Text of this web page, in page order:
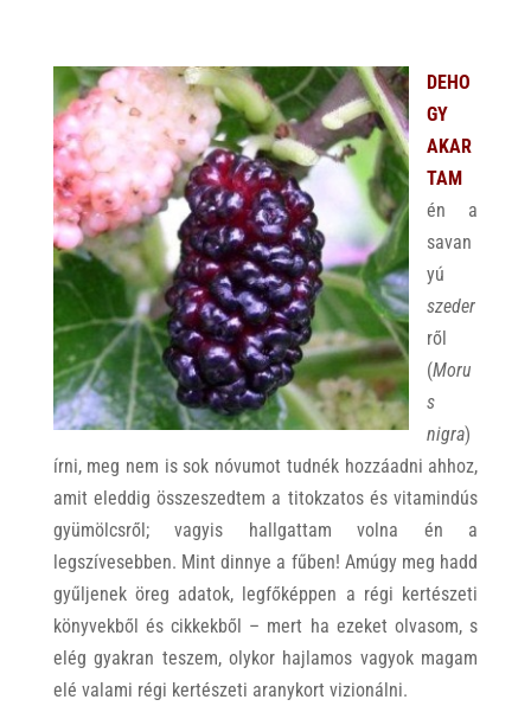
DEHO
GY
AKAR
TAM
én a
savan
yú
szeder
ről
(Moru
s
nigra)
írni, meg nem is sok nóvumot tudnék hozzáadni ahhoz,
amit eleddig összeszedtem a titokzatos és vitamindús
gyümölcsről; vagyis hallgattam volna én a
legszívesebben. Mint dinnye a fűben! Amúgy meg hadd
gyűljenek öreg adatok, legfőképpen a régi kertészeti
könyvekből és cikkekből – mert ha ezeket olvasom, s
elég gyakran teszem, olykor hajlamos vagyok magam
elé valami régi kertészeti aranykort vizionálni.